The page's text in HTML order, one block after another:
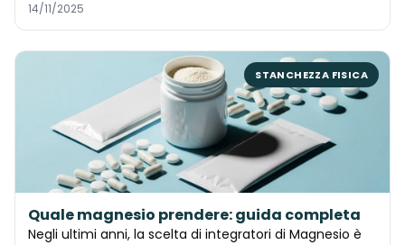
14/11/2025
STANCHEZZA FISICA
Quale magnesio prendere: guida completa
Negli ultimi anni, la scelta di integratori di Magnesio è